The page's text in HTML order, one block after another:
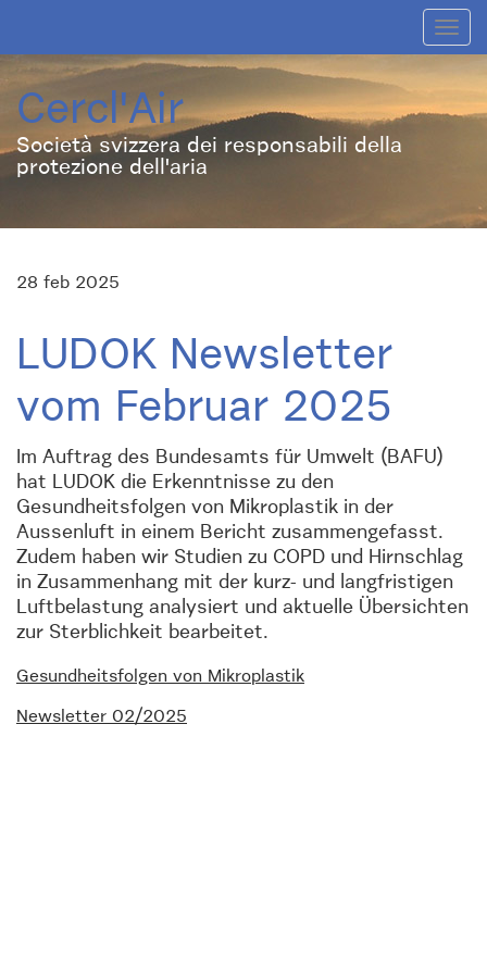
Cercl'Air
Società svizzera dei responsabili della
protezione dell'aria
28 feb 2025
LUDOK Newsletter
vom Februar 2025
Im Auftrag des Bundesamts für Umwelt (BAFU)
hat LUDOK die Erkenntnisse zu den
Gesundheitsfolgen von Mikroplastik in der
Aussenluft in einem Bericht zusammengefasst.
Zudem haben wir Studien zu COPD und Hirnschlag
in Zusammenhang mit der kurz- und langfristigen
Luftbelastung analysiert und aktuelle Übersichten
zur Sterblichkeit bearbeitet.
Gesundheitsfolgen von Mikroplastik
Newsletter 02/2025